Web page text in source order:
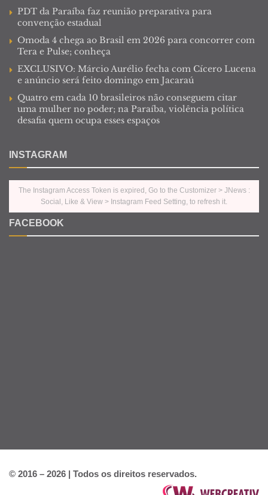
PDT da Paraíba faz reunião preparativa para
convenção estadual
Omoda 4 chega ao Brasil em 2026 para concorrer com
Tera e Pulse; conheça
EXCLUSIVO: Márcio Aurélio fecha com Cícero Lucena
e anúncio será feito domingo em Jacaraú
Quatro em cada 10 brasileiros não conseguem citar
uma mulher no poder; na Paraíba, violência política
desafia quem ocupa esses espaços
INSTAGRAM
The Instagram Access Token is expired, Go to the Customizer > JNews :
Social, Like & View > Instagram Feed Setting, to refresh it.
FACEBOOK
© 2016 – 2026 | Todos os direitos reservados.